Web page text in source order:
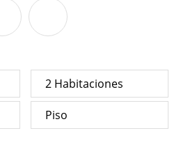
2 Habitaciones
Piso